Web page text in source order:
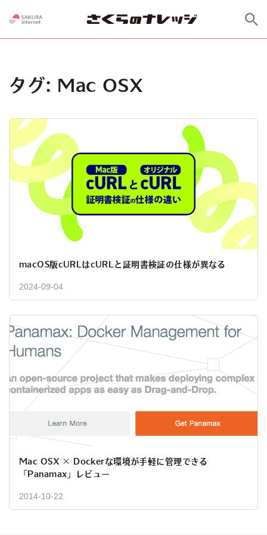
タグ: Mac OSX
macOS版cURLはcURLと証明書検証の仕様が異なる
2024-09-04
Mac OSX × Dockerな環境が手軽に管理できる
「Panamax」レビュー
2014-10-22